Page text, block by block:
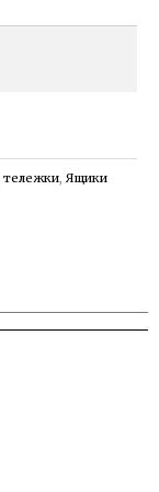
тележки, Ящики